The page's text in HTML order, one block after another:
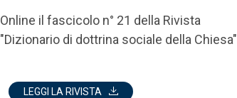
Online il fascicolo n° 21 della Rivista
"Dizionario di dottrina sociale della Chiesa"
LEGGI LA RIVISTA